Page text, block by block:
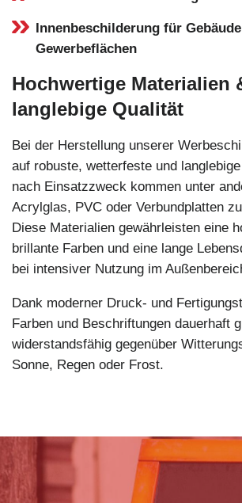
Innenbeschilderung für
Gewerbeflächen
Hochwertige Materialien
langlebige Qualität
Bei der Herstellung unserer
auf robuste, wetterfeste und
nach Einsatzzweck kommen unter
Acrylglas, PVC oder Verbundplatten
Diese Materialien gewährleisten eine
brillante Farben und eine lange
bei intensiver Nutzung im
Dank moderner Druck- und
Farben und Beschriftungen dauerhaft
widerstandsfähig gegenüber
Sonne, Regen oder Frost.